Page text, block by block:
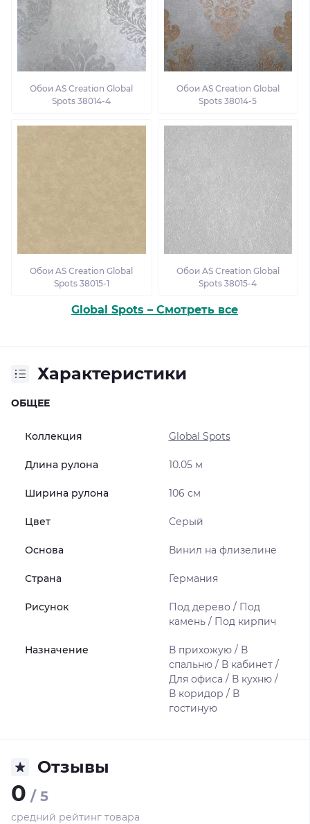
Обои AS Creation Global
Spots 38014-4
Обои AS Creation Global
Spots 38014-5
Обои AS Creation Global
Spots 38015-1
Обои AS Creation Global
Spots 38015-4
Global Spots – Смотреть все
Характеристики
ОБЩЕЕ
Коллекция Global Spots
Длина рулона 10.05 м
Ширина рулона 106 см
Цвет Серый
Основа Винил на флизелине
Страна Германия
Рисунок
Под дерево / Под
камень / Под кирпич
Назначение
В прихожую / В
спальню / В кабинет /
Для офиса / В кухню /
В коридор / В
гостиную
Отзывы
0 / 5
средний рейтинг товара